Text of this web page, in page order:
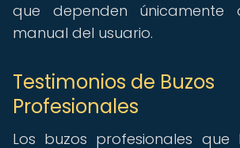
que dependen
manual del usuario.
Testimonios de Buzos
Profesionales
Los buzos profesionales